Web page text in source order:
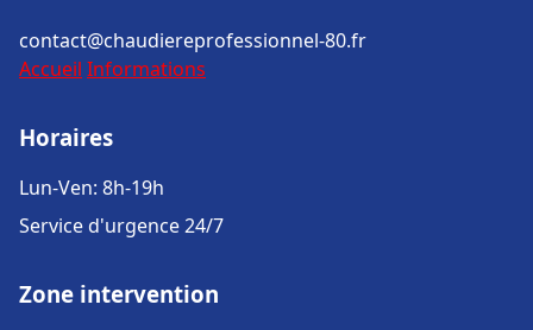
contact@chaudiereprofessionnel-80.fr
Accueil Informations
Horaires
Lun-Ven: 8h-19h
Service d'urgence 24/7
Zone intervention